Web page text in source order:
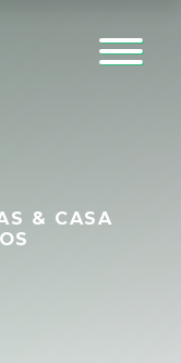
& CASA